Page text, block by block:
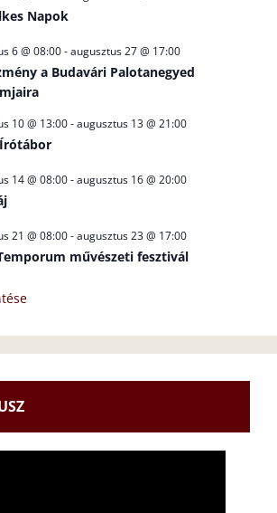
Napok
6 @ 08:00-augusztus 27 @ 17:00
a Budavári Palotanegyed
10 @ 13:00-augusztus 13 @ 21:00
14 @ 08:00-augusztus 16 @ 20:00
21 @ 08:00-augusztus 23 @ 17:00
művészeti fesztivál